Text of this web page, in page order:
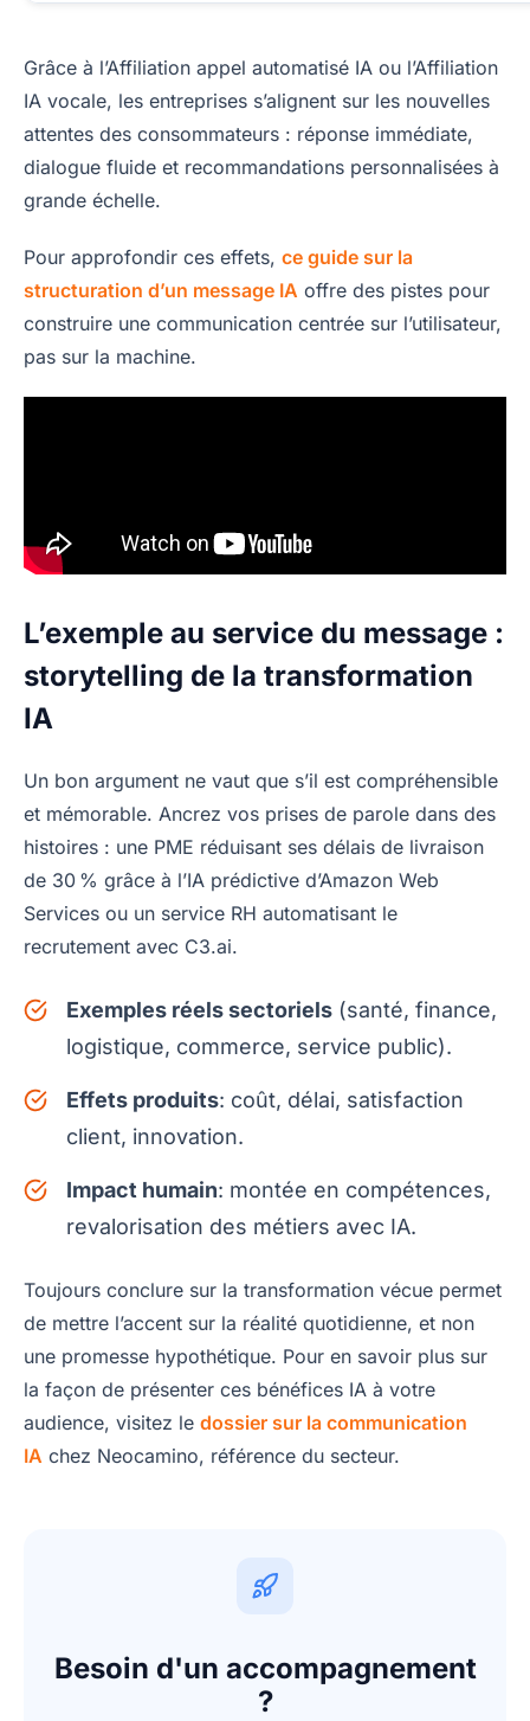
Grâce à l’Affiliation appel automatisé IA ou l’Affiliation
IA vocale, les entreprises s’alignent sur les nouvelles
attentes des consommateurs : réponse immédiate,
dialogue fluide et recommandations personnalisées à
grande échelle.
Pour approfondir ces effets, ce guide sur la
structuration d’un message IA offre des pistes pour
construire une communication centrée sur l’utilisateur,
pas sur la machine.
L’exemple au service du message :
storytelling de la transformation
IA
Un bon argument ne vaut que s’il est compréhensible
et mémorable. Ancrez vos prises de parole dans des
histoires : une PME réduisant ses délais de livraison
de 30 % grâce à l’IA prédictive d’Amazon Web
Services ou un service RH automatisant le
recrutement avec C3.ai.
Exemples réels sectoriels (santé, finance,
logistique, commerce, service public).
Effets produits: coût, délai, satisfaction
client, innovation.
Impact humain: montée en compétences,
revalorisation des métiers avec IA.
Toujours conclure sur la transformation vécue permet
de mettre l’accent sur la réalité quotidienne, et non
une promesse hypothétique. Pour en savoir plus sur
la façon de présenter ces bénéfices IA à votre
audience, visitez le dossier sur la communication
IA chez Neocamino, référence du secteur.
Besoin d'un accompagnement
?